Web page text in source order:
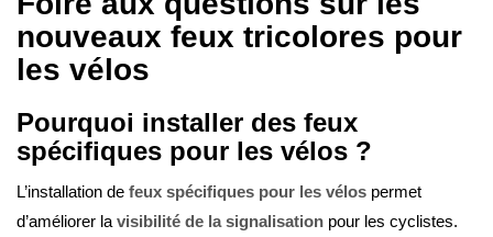
nouveaux feux tricolores pour
les vélos
Pourquoi installer des feux
spécifiques pour les vélos ?
L’installation de feux spécifiques pour les vélos permet
d’améliorer la visibilité de la signalisation pour les cyclistes.